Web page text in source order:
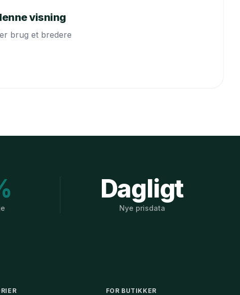
visning
brug et bredere
Dagligt
Nye prisdata
FOR BUTIKKER